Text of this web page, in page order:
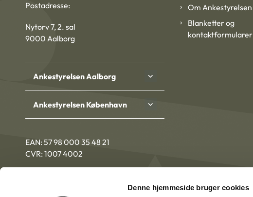
Denne hjemmeside bruger cookies
Postadresse:
Nytorv 7, 2. sal
9000 Aalborg
Ankestyrelsen Aalborg
Ankestyrelsen København
EAN: 57 98 000 35 48 21
CVR: 1007 4002
Om Ankestyrelsen
Blanketter og
kontaktformularer